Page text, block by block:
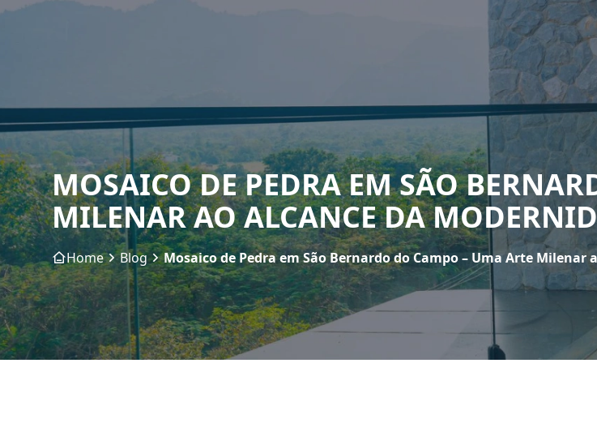
MOSAICO DE PEDRA EM SÃO
MILENAR AO ALCANCE DA
Home Blog Mosaico de Pedra em São Bernardo do Campo – Uma Arte Milenar